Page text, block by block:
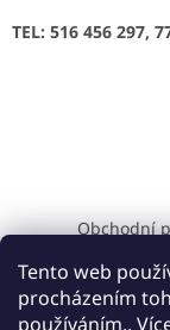
Tento web
procházením
používáním..
TEL: 516 456 297,
Obchodní